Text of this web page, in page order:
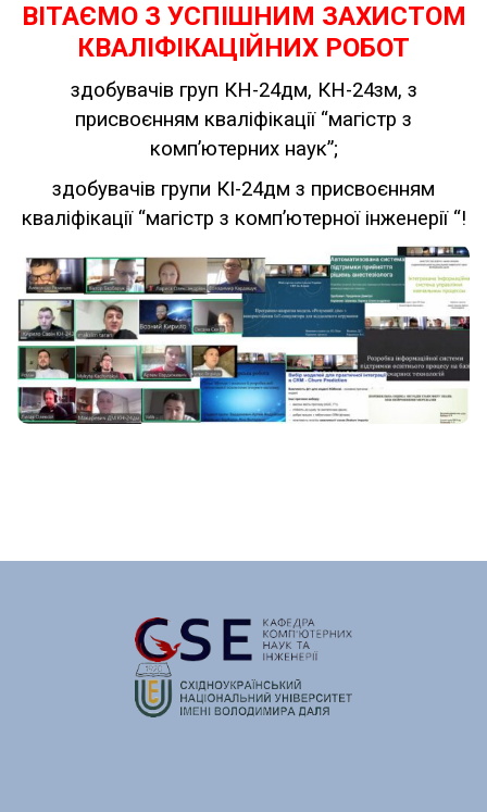
ВІТАЄМО З УСПІШНИМ ЗАХИСТОМ
КВАЛІФІКАЦІЙНИХ РОБОТ
здобувачів груп КН-24дм, КН-24зм, з
присвоєнням кваліфікації “магістр з
комп’ютерних наук”;
здобувачів групи КІ-24дм з присвоєнням
кваліфікації “магістр з комп’ютерної інженерії “!